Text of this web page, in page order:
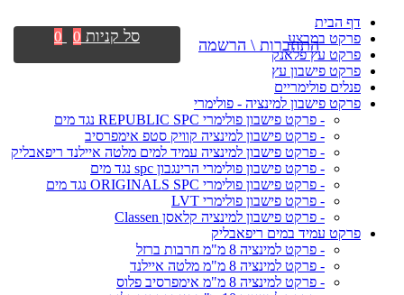
דף הבית
פרקט במבצע
פרקט עץ פלאנק
פרקט פישבון עץ
פנלים פולימריים
פרקט פישבון למינציה - פולימרי
- פרקט פישבון פולימרי REPUBLIC SPC נגד מים
- פרקט פישבון למינציה קוויק סטפ אימפרסיב
- פרקט פישבון למינציה עמיד למים מלטה איילנד ריפאבליק
- פרקט פישבון פולימרי הרינגבון spc נגד מים
- פרקט פישבון פולימרי ORIGINALS SPC נגד מים
- פרקט פישבון פולימרי LVT
- פרקט פישבון למינציה קלאסן Classen
פרקט עמיד במים ריפאבליק
- פרקט למינציה 8 מ"מ חרבות ברזל
- פרקט למינציה 8 מ"מ מלטה איילנד
- פרקט למינציה 8 מ"מ אימפרסיב פלוס
התחברות \ הרשמה סל קניות 0
0